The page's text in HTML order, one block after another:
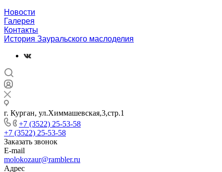
Новости
Галерея
Контакты
История Зауральского маслоделия
г. Курган, ул.Химмашевская,3,стр.1
+7 (3522) 25-53-58
+7 (3522) 25-53-58
Заказать звонок
E-mail
molokozaur@rambler.ru
Адрес